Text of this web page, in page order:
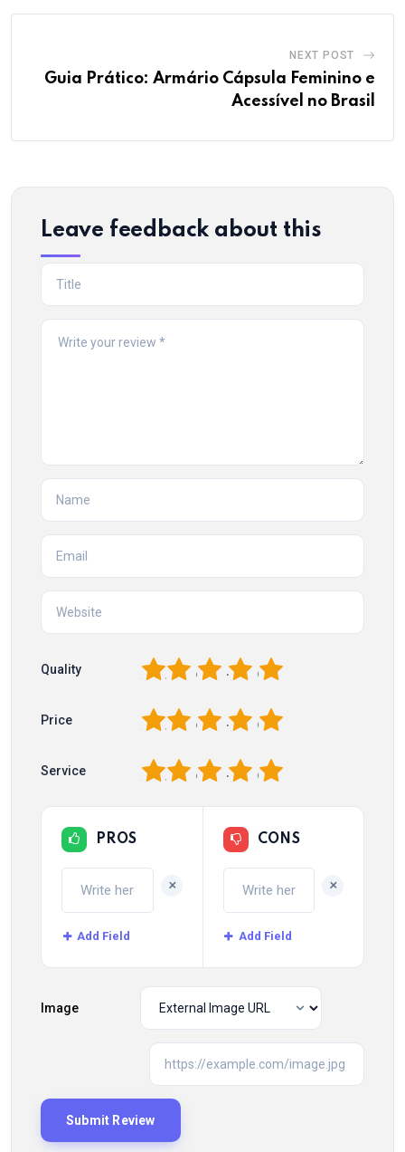
NEXT POST
Guia Prático: Armário Cápsula Feminino e
Acessível no Brasil
Leave feedback about this
Quality 5
4
3
2
Price 5
4
3
2
Service 5
4
3
2
PROS
+
Add Field
CONS
+
Add Field
Image